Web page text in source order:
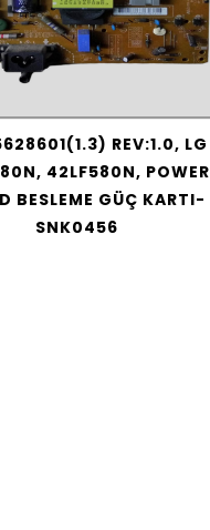
REV:1.0, LG
42LF580N, POWER
BESLEME GÜÇ KARTI-
SNK0456